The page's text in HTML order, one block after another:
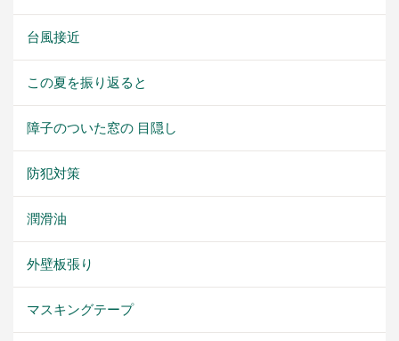
台風接近
この夏を振り返ると
障子のついた窓の 目隠し
防犯対策
潤滑油
外壁板張り
マスキングテープ